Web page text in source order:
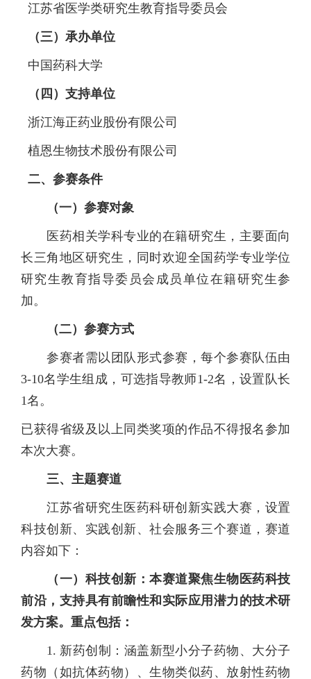
江苏省医学类研究生教育指导委员会
（三）承办单位
中国药科大学
（ 四 ） 支持单位
浙江海正药业股份有限公司
植恩生物技术股份有限公司
二、 参赛条件
（一）参赛对象
医药相关学科专业的在籍研究生，主要面向
长三角地区研究生，同时欢迎全国药学专业学位
研究生教育指导委员会成员单位在籍研究生参
加。
（二）参赛方式
参赛者需以团队形式参赛，每个参赛队伍由
3-10名学生组成，可选指导教师1-2名，设置队长
1名。
已获得省级及以上同类奖项的作品不得报名参加
本次大赛。
三、 主题赛道
江苏省研究生医药科研创新实践大赛，设置
科技创新、实践创新、社会服务三个赛道，赛道
内容如下：
（一） 科技创新：本赛道聚焦生物医药科技
前沿，支持具有前瞻性和实际应用潜力的技术研
发方案。重点包括：
1. 新药创制：涵盖新型小分子药物、大分子
药物（如抗体药物）、生物类似药、放射性药物